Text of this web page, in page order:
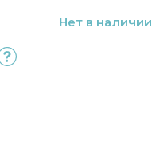
Нет в наличии